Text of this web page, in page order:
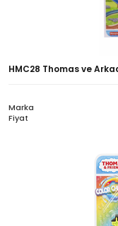
HMC28 Thomas ve
Marka
Fiyat